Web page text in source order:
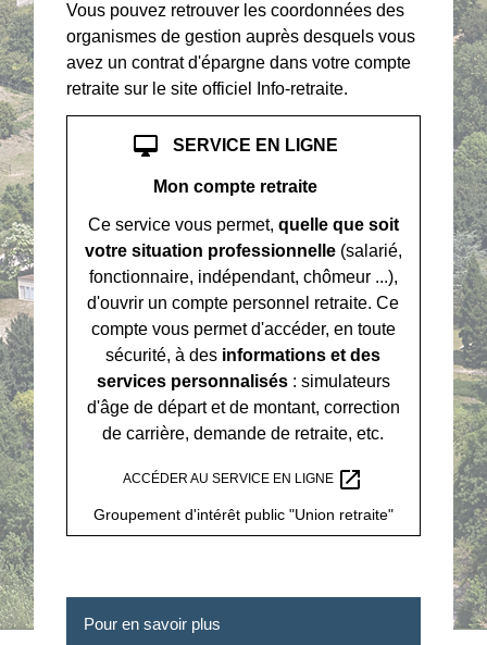
Vous pouvez retrouver les coordonnées des
organismes de gestion auprès desquels vous
avez un contrat d'épargne dans votre compte
retraite sur le site officiel Info-retraite.
desktop_mac SERVICE EN LIGNE
Mon compte retraite
Ce service vous permet, quelle que soit
votre situation professionnelle(salarié,
fonctionnaire, indépendant, chômeur ...),
d'ouvrir un compte personnel retraite. Ce
compte vous permet d'accéder, en toute
sécurité, à des informations et des
services personnalisés: simulateurs
d'âge de départ et de montant, correction
de carrière, demande de retraite, etc.
ACCÉDER AU SERVICE EN LIGNE open_in_new
Groupement d'intérêt public "Union retraite"
Pour en savoir plus